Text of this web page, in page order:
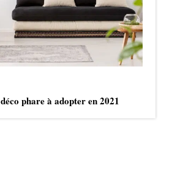
phare à adopter en 2021